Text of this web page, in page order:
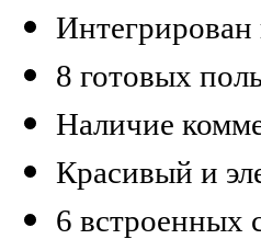
8 готовых
Наличие
Красивый и
6 встроенных